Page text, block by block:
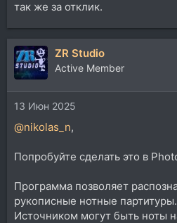
так же за отклик.
ZR Studio
Active Member
13 Июн 2025
@nikolas_n,
Попробуйте сделать это в
Программа позволяет
рукописные нотные партитуры.
Источником могут быть ноты